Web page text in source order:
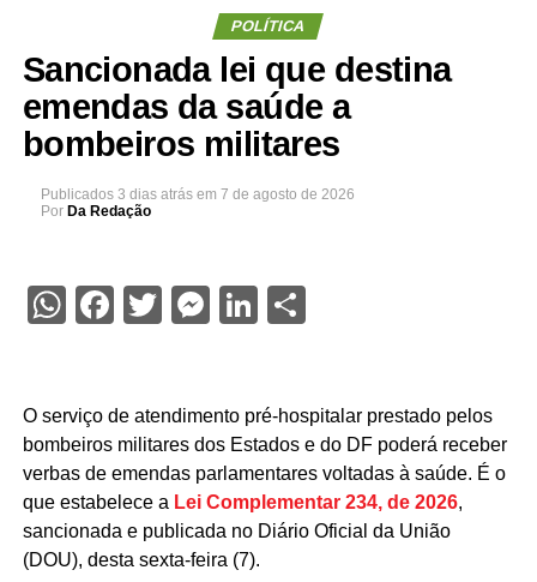
POLÍTICA
Sancionada lei que destina
emendas da saúde a
bombeiros militares
Publicados 3 dias atrás em 7 de agosto de 2026
Por Da Redação
WhatsApp
Facebook
Twitter
Messenger
LinkedIn
Share
O serviço de atendimento pré-hospitalar prestado pelos
bombeiros militares dos Estados e do DF poderá receber
verbas de emendas parlamentares voltadas à saúde. É o
que estabelece a Lei Complementar 234, de 2026,
sancionada e publicada no Diário Oficial da União
(DOU), desta sexta-feira (7).